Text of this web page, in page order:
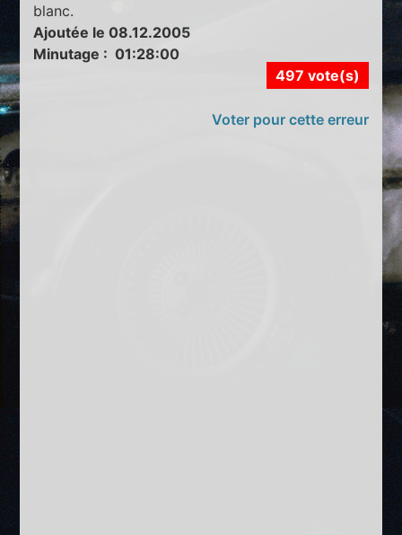
blanc.
Ajoutée le 08.12.2005
Minutage : 01:28:00
497 vote(s)
Voter pour cette erreur